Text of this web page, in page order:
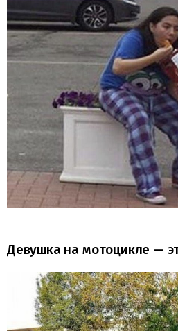
Девушка на мотоцикле —